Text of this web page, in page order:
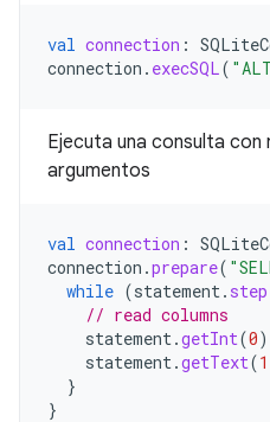
val connection :
connection . execSQL(
Ejecuta una consulta con
argumentos
val connection :
connection .prepare(
while (statement. step
// read columns
statement.getInt(0)
statement.getText(1
}
}